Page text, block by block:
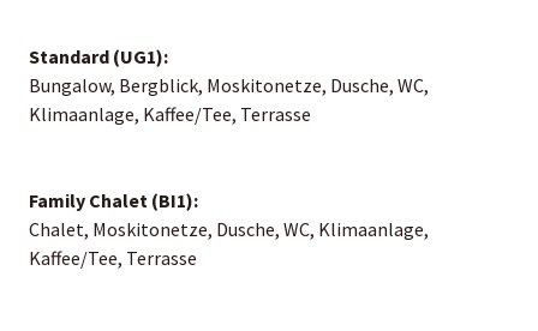
Standard (UG1):
Bungalow, Bergblick, Moskitonetze, Dusche, WC,
Klimaanlage, Kaffee/Tee, Terrasse
Family Chalet (BI1):
Chalet, Moskitonetze, Dusche, WC, Klimaanlage,
Kaffee/Tee, Terrasse